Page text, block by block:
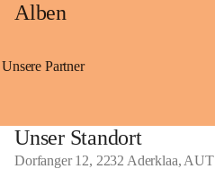
Alben
Unsere Partner
Unser Standort
Dorfanger 12, 2232 Aderklaa, AUT